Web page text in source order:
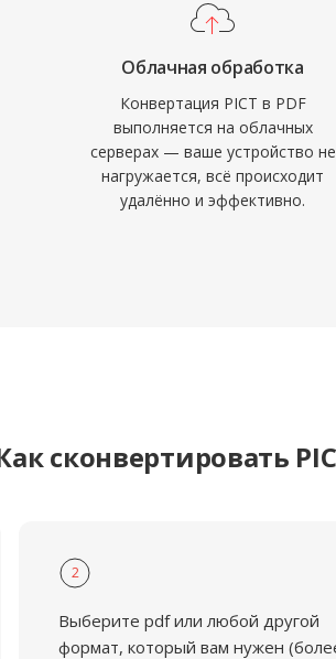
Облачная обработка
Конвертация PICT в PDF
выполняется на облачных
серверах — ваше устройство не
нагружается, всё происходит
удалённо и эффективно.
сконвертировать
2
Выберите pdf или любой другой
формат, который вам нужен